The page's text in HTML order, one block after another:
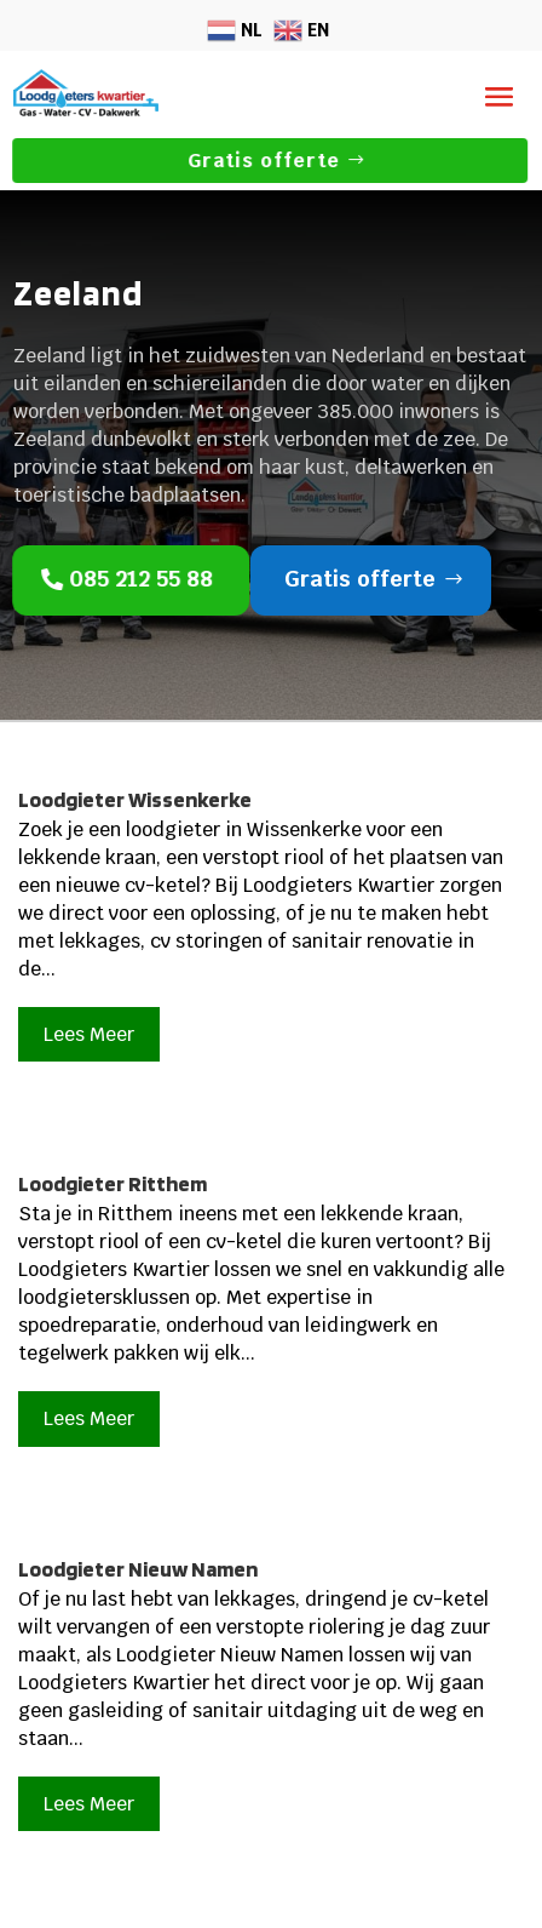
NL EN
Gratis offerte
Zeeland
Zeeland ligt in het zuidwesten van Nederland en bestaat
uit eilanden en schiereilanden die door water en dijken
worden verbonden. Met ongeveer 385.000 inwoners is
Zeeland dunbevolkt en sterk verbonden met de zee. De
provincie staat bekend om haar kust, deltawerken en
toeristische badplaatsen.
085 212 55 88 Gratis offerte
Loodgieter Wissenkerke
Zoek je een loodgieter in Wissenkerke voor een
lekkende kraan, een verstopt riool of het plaatsen van
een nieuwe cv-ketel? Bij Loodgieters Kwartier zorgen
we direct voor een oplossing, of je nu te maken hebt
met lekkages, cv storingen of sanitair renovatie in
de...
Lees Meer
Loodgieter Ritthem
Sta je in Ritthem ineens met een lekkende kraan,
verstopt riool of een cv-ketel die kuren vertoont? Bij
Loodgieters Kwartier lossen we snel en vakkundig alle
loodgietersklussen op.​ Met expertise in
spoedreparatie, onderhoud van leidingwerk en
tegelwerk pakken wij elk...
Lees Meer
Loodgieter Nieuw Namen
Of je nu last hebt van lekkages, dringend je cv-ketel
wilt vervangen of een verstopte riolering je dag zuur
maakt, als Loodgieter Nieuw Namen lossen wij van
Loodgieters Kwartier het direct voor je op.​ Wij gaan
geen gasleiding of sanitair uitdaging uit de weg en
staan...
Lees Meer